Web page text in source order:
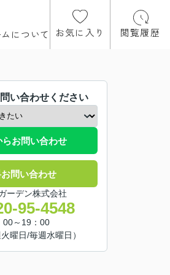
について お気に入り 閲覧履歴
い合わせください
らお問い合わせ
問い合わせ
ーデン株式会社
95-4548
00～19：00
火曜日/毎週水曜日）